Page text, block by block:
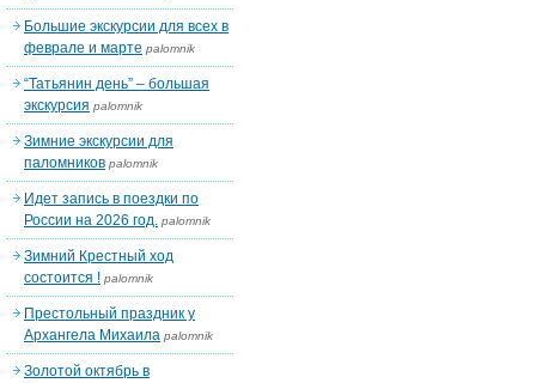
Большие экскурсии для всех в
феврале и марте palomnik
“Татьянин день” – большая
экскурсия palomnik
Зимние экскурсии для
паломников palomnik
Идет запись в поездки по
России на 2026 год. palomnik
Зимний Крестный ход
состоится ! palomnik
Престольный праздник у
Архангела Михаила palomnik
Золотой октябрь в